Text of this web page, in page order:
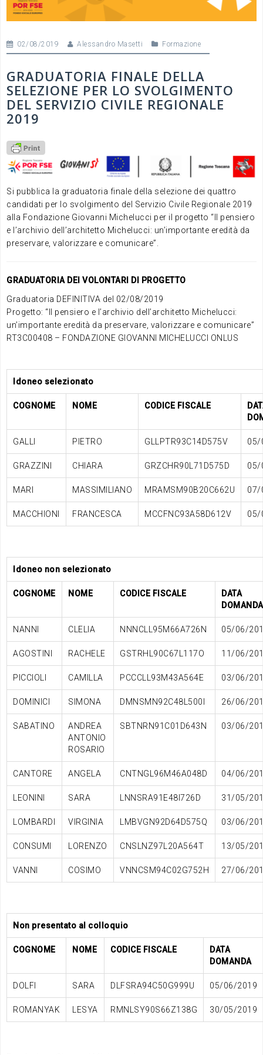
02/08/2019 Alessandro Masetti Formazione
GRADUATORIA FINALE DELLA
SELEZIONE PER LO SVOLGIMENTO
DEL SERVIZIO CIVILE REGIONALE
2019
Si pubblica la graduatoria finale della selezione dei quattro
candidati per lo svolgimento del Servizio Civile Regionale 2019
alla Fondazione Giovanni Michelucci per il progetto “Il pensiero
e l’archivio dell’architetto Michelucci: un’importante eredità da
preservare, valorizzare e comunicare”.
GRADUATORIA DEI VOLONTARI DI PROGETTO
Graduatoria DEFINITIVA del 02/08/2019
Progetto: “Il pensiero e l’archivio dell’architetto Michelucci:
un’importante eredità da preservare, valorizzare e comunicare”
RT3C00408 – FONDAZIONE GIOVANNI MICHELUCCI ONLUS
Idoneo selezionato
COGNOME NOME CODICE FISCALE
GALLI PIETRO GLLPTR93C14D575V 05/
GRAZZINI CHIARA GRZCHR90L71D575D 05/
MARI MASSIMILIANO MRAMSM90B20C662U 07/
MACCHIONI FRANCESCA MCCFNC93A58D612V 05/
Idoneo non selezionato
COGNOME NOME CODICE FISCALE
DATA
DOMANDA
NANNI CLELIA NNNCLL95M66A726N 05/06/
AGOSTINI RACHELE GSTRHL90C67L117O 11/06/
PICCIOLI CAMILLA PCCCLL93M43A564E 03/06/
DOMINICI SIMONA DMNSMN92C48L500I 26/06/
SABATINO
ANDREA
ANTONIO
ROSARIO
SBTNRN91C01D643N 03/06/
CANTORE ANGELA CNTNGL96M46A048D 04/06/
LEONINI SARA LNNSRA91E48I726D 31/05/
LOMBARDI VIRGINIA LMBVGN92D64D575Q 03/06/
CONSUMI LORENZO CNSLNZ97L20A564T 13/05/
VANNI COSIMO VNNCSM94C02G752H 27/06/
Non presentato al colloquio
COGNOME NOME CODICE FISCALE
DATA
DOMANDA
DOLFI SARA DLFSRA94C50G999U 05/06/2019
ROMANYAK LESYA RMNLSY90S66Z138G 30/05/2019